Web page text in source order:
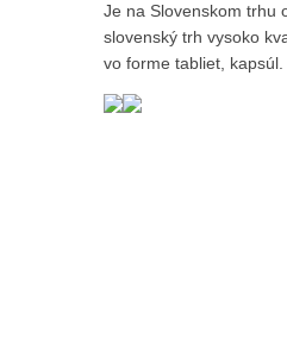
Je na Slovenskom trhu
slovenský trh vysoko
vo forme tabliet, kapsúl.